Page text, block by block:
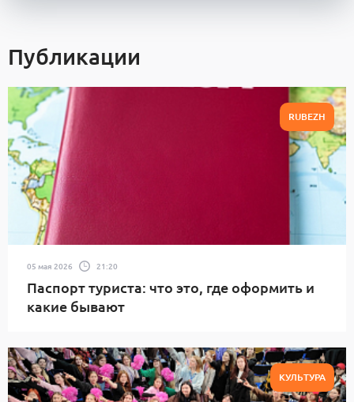
Публикации
RUBEZH
05 мая 2026 21:20
Паспорт туриста: что это, где оформить и
какие бывают
КУЛЬТУРА